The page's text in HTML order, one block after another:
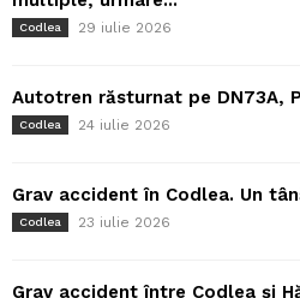
Codlea 29 iulie 2026
Autotren răsturnat pe DN73A,
Codlea 24 iulie 2026
Grav accident în Codlea. Un
Codlea 23 iulie 2026
Grav accident între Codlea și